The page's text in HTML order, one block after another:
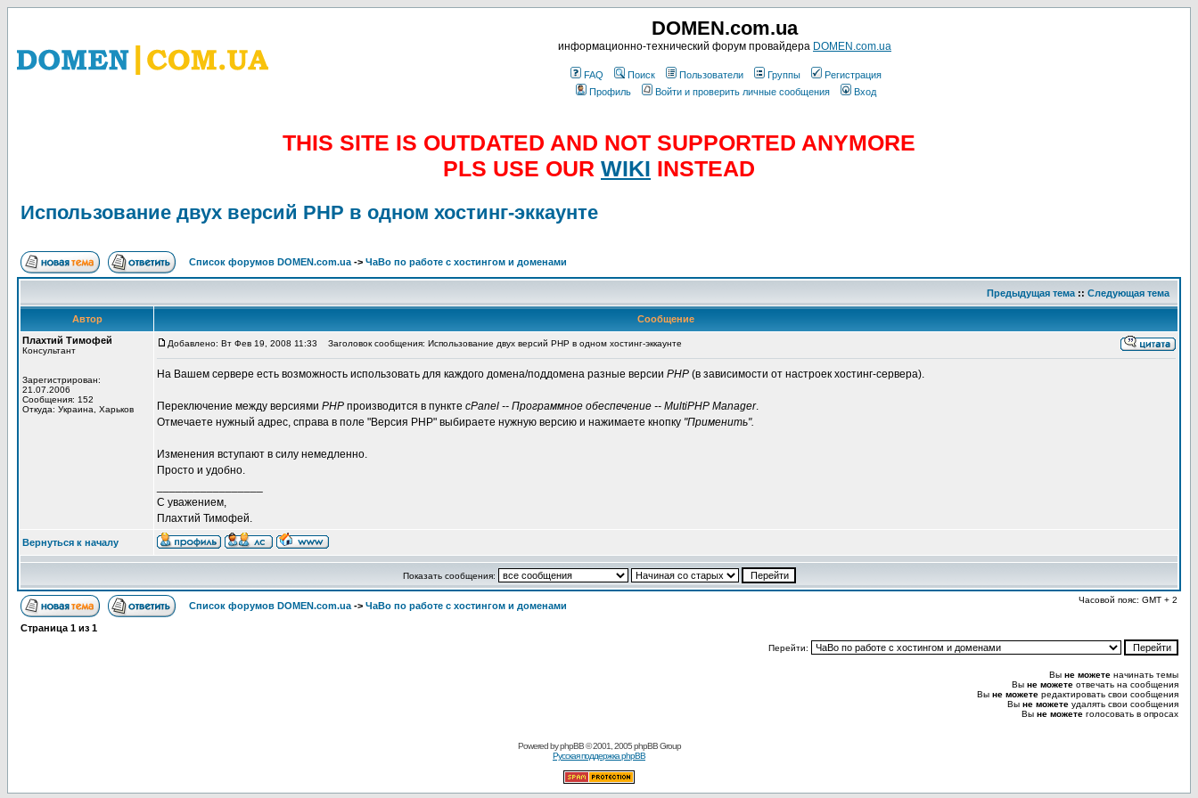
DOMEN.com.ua
информационно-технический форум провайдера DOMEN.com.ua
FAQ Поиск Пользователи Группы
Регистрация
Профиль
Войти и проверить личные сообщения Вход
THIS SITE IS OUTDATED AND NOT SUPPORTED ANYMORE
PLS USE OUR WIKI INSTEAD
Использование двух версий PHP в одном хостинг-эккаунте
Список форумов DOMEN.com.ua -> ЧаВо по работе с хостингом и доменами
Предыдущая тема :: Следующая тема
Автор
Сообщение
Плахтий Тимофей
Консультант
Зарегистрирован:
21.07.2006
Сообщения: 152
Откуда: Украина, Харьков
Добавлено: Вт Фев 19, 2008 11:33 Заголовок сообщения: Использование двух версий PHP в одном хостинг-эккаунте
На Вашем сервере есть возможность использовать для каждого домена/поддомена разные версии PHP (в зависимости от настроек хостинг-сервера).
Переключение между версиями PHP производится в пункте cPanel -- Программное обеспечение -- MultiPHP Manager.
Отмечаете нужный адрес, справа в поле "Версия PHP" выбираете нужную версию и нажимаете кнопку "Применить".
Изменения вступают в силу немедленно.
Просто и удобно.
С уважением,
Плахтий Тимофей.
Вернуться к началу
Показать сообщения:
Список форумов DOMEN.com.ua -> ЧаВо по работе с хостингом и доменами
Часовой пояс: GMT + 2
Страница 1 из 1
Перейти:
Вы не можете начинать темы
Вы не можете отвечать на сообщения
Вы не можете редактировать свои сообщения
Вы не можете удалять свои сообщения
Вы не можете голосовать в опросах
Powered byphpBB© 2001, 2005 phpBB Group
Русская поддержка phpBB